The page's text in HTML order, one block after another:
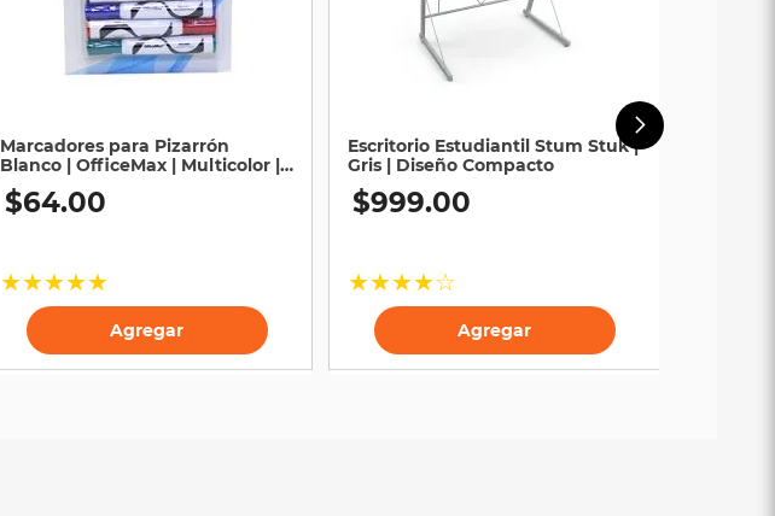
Marcadores para Pizarrón
Blanco | OfficeMax | Multicolor |
4 Piezas
$64.00
★★★★★
Agregar
Escritorio Estudiantil Stum Stuk |
Gris | Diseño Compacto
$999.00
★★★★☆
Agregar